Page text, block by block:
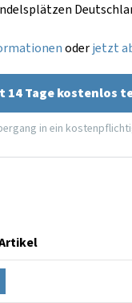
oderjetzt
14 Tage kostenlos
in ein